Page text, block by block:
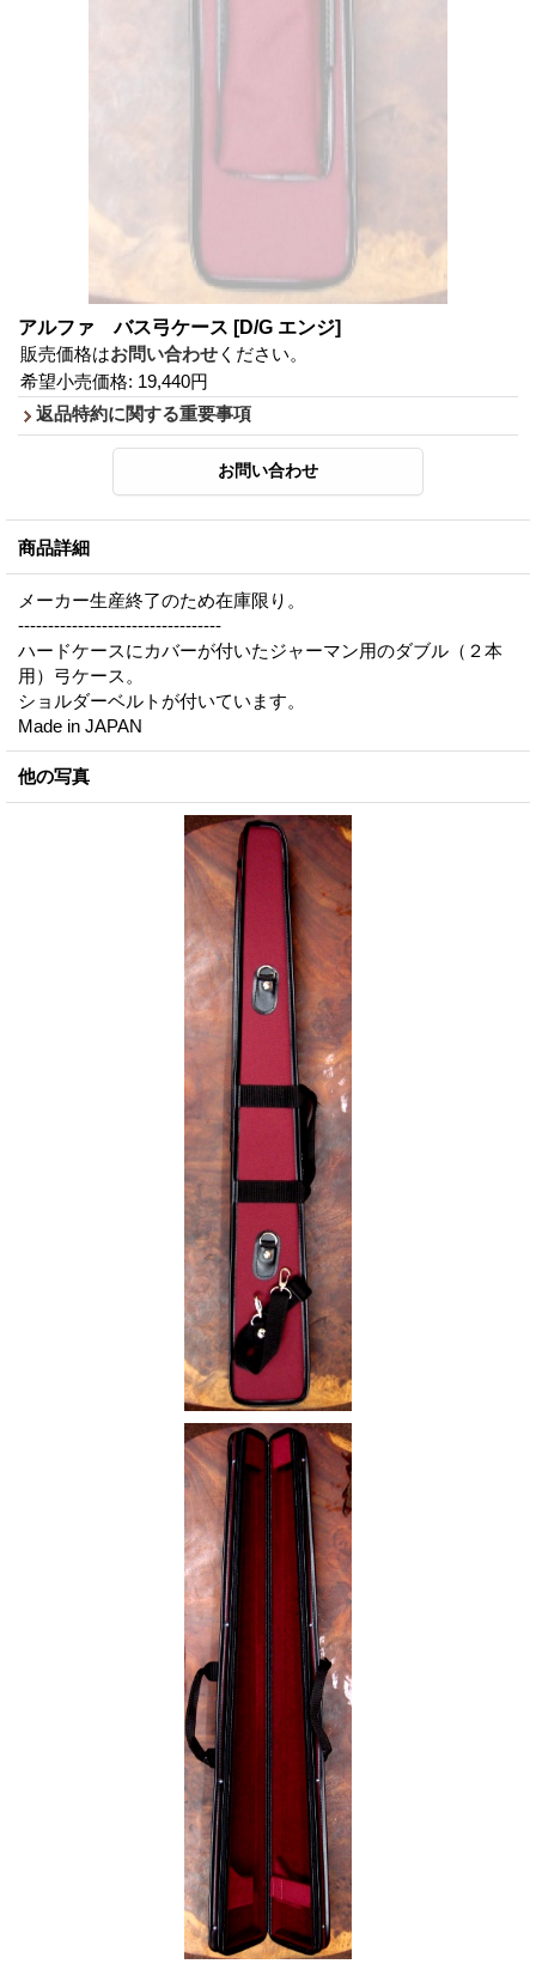
アルファ バス弓ケース [D/G エンジ]
販売価格はお問い合わせ ください。
希望小売価格: 19,440円
返品特約に関する重要事項
商品詳細
メーカー生産終了のため在庫限り。
----------------------------------
ハードケースにカバーが付いたジャーマン用のダブル（２本
用）弓ケース。
ショルダーベルトが付いています。
Made in JAPAN
他の写真